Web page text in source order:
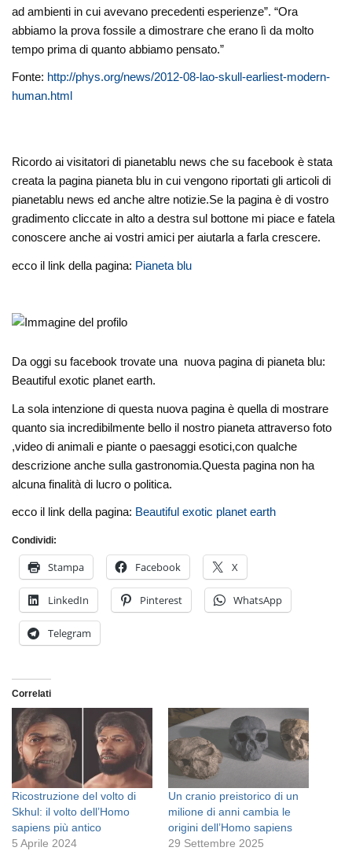
ad ambienti in cui avevano precedenti esperienze”. “Ora
abbiamo la prova fossile a dimostrare che erano lì da molto
tempo prima di quanto abbiamo pensato.”
Fonte: http://phys.org/news/2012-08-lao-skull-earliest-modern-
human.html
Ricordo ai visitatori di pianetablu news che su facebook è stata
creata la pagina pianeta blu in cui vengono riportati gli articoli di
pianetablu news ed anche altre notizie.Se la pagina è di vostro
gradimento cliccate in alto a destra sul bottone mi piace e fatela
conoscere anche ai vostri amici per aiutarla a farla crescere.
ecco il link della pagina: Pianeta blu
Da oggi su facebook trovate una nuova pagina di pianeta blu:
Beautiful exotic planet earth.
La sola intenzione di questa nuova pagina è quella di mostrare
quanto sia incredibilmente bello il nostro pianeta attraverso foto
,video di animali e piante o paesaggi esotici,con qualche
descrizione anche sulla gastronomia.Questa pagina non ha
alcuna finalità di lucro o politica.
ecco il link della pagina: Beautiful exotic planet earth
Condividi:
Stampa Facebook X
LinkedIn Pinterest WhatsApp
Telegram
Correlati
Ricostruzione del volto di
Skhul: il volto dell’Homo
sapiens più antico
5 Aprile 2024
Un cranio preistorico di un
milione di anni cambia le
origini dell’Homo sapiens
29 Settembre 2025